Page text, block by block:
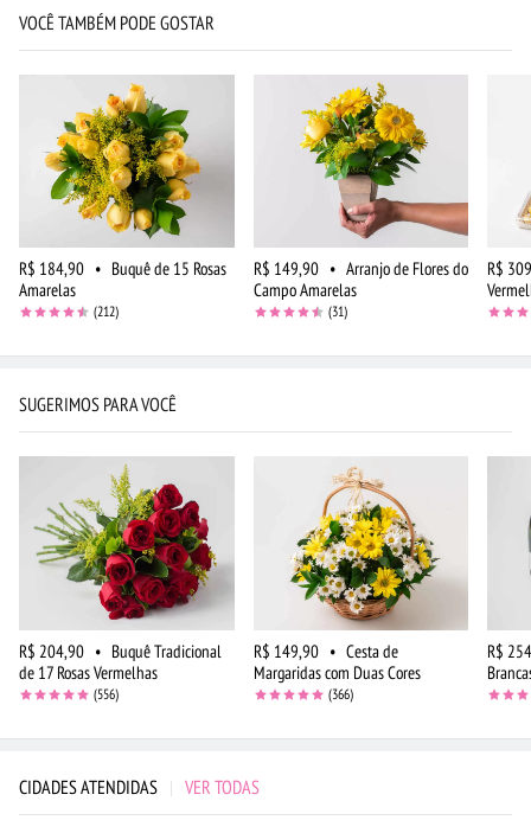
VOCÊ TAMBÉM PODE GOSTAR
R$ 184,90 • Buquê de 15 Rosas
Amarelas
(212)
R$ 149,90 • Arranjo de Flores do
Campo Amarelas
(31)
R$
SUGERIMOS PARA VOCÊ
R$ 204,90 • Buquê Tradicional
de 17 Rosas Vermelhas
(556)
R$ 149,90 • Cesta de
Margaridas com Duas Cores
(366)
R$
CIDADES ATENDIDAS | VER TODAS